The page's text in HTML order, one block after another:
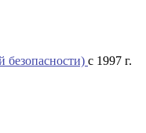
безопасности) с 1997 г.